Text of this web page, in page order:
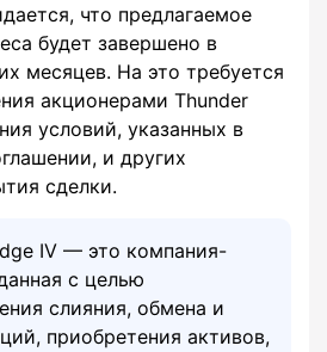
что предлагаемое
будет завершено в
месяцев. На это требуется
акционерами Thunder
условий, указанных в
и других
сделки.
IV — это компания-
с целью
слияния, обмена и
приобретения активов,